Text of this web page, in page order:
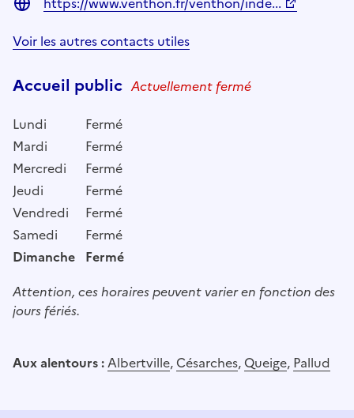
Voir les autres contacts utiles
Accueil public Actuellement fermé
Lundi
Fermé
Mardi
Fermé
Mercredi
Fermé
Jeudi
Fermé
Vendredi
Fermé
Samedi
Fermé
Dimanche Fermé
Attention, ces horaires peuvent varier en fonction des
jours fériés.
Aux alentours :Albertville, Césarches, Queige, Pallud